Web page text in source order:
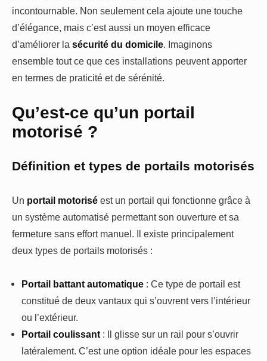
incontournable. Non seulement cela ajoute une touche
d’élégance, mais c’est aussi un moyen efficace
d’améliorer la sécurité du domicile. Imaginons
ensemble tout ce que ces installations peuvent apporter
en termes de praticité et de sérénité.
Qu’est-ce qu’un portail
motorisé ?
Définition et types de portails motorisés
Un portail motorisé est un portail qui fonctionne grâce à
un système automatisé permettant son ouverture et sa
fermeture sans effort manuel. Il existe principalement
deux types de portails motorisés :
Portail battant automatique : Ce type de portail est
constitué de deux vantaux qui s’ouvrent vers l’intérieur
ou l’extérieur.
Portail coulissant : Il glisse sur un rail pour s’ouvrir
latéralement. C’est une option idéale pour les espaces